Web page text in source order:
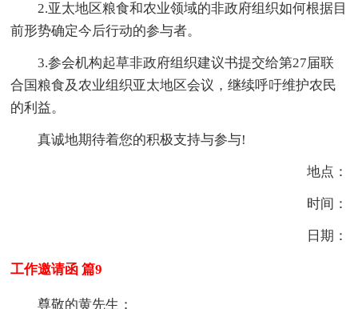
2.亚太地区粮食和农业领域的非政府组织如何根据目
前形势确定今后行动的参与者。
3.参会机构起草非政府组织建议书提交给第27届联
合国粮食及农业组织亚太地区会议，继续呼吁维护农民
的利益。
真诚地期待着您的积极支持与参与!
地点：
时间：
日期：
工作邀请函 篇9
尊敬的黄先生：